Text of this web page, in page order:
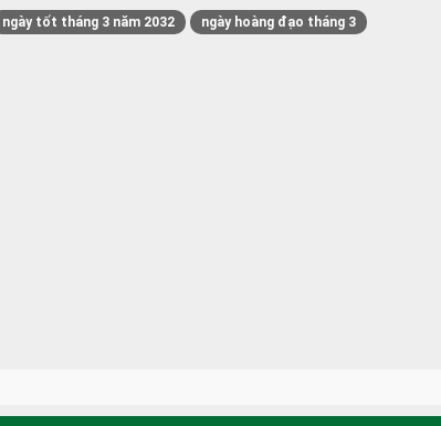
ngày tốt tháng 3 năm 2032 ngày hoàng đạo tháng 3